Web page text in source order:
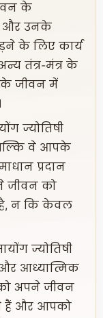
के
और उनके
के लिए कार्य
तंत्र-मंत्र के
जीवन में
ज्योतिषी
बल्कि वे आपके
प्रदान
जीवन को
है, न कि केवल
ज्योतिषी
आध्यात्मिक
अपने जीवन
हैं और आपको